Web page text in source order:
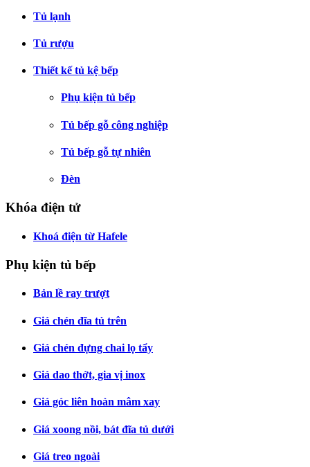
Tủ lạnh
Tủ rượu
Thiết kế tủ kệ bếp
Phụ kiện tủ bếp
Tủ bếp gỗ công nghiệp
Tủ bếp gỗ tự nhiên
Đèn
Khóa điện tử
Khoá điện từ Hafele
Phụ kiện tủ bếp
Bản lề ray trượt
Giá chén đĩa tủ trên
Giá chén đựng chai lọ tẩy
Giá dao thớt, gia vị inox
Giá góc liên hoàn mâm xay
Giá xoong nồi, bát đĩa tủ dưới
Giá treo ngoài